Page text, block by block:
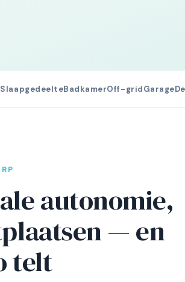
SlaapgedeelteBadkamerOff-gridGarage
autonomie,
— en
telt